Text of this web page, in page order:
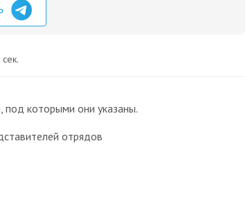
которыми они указаны.
отрядов